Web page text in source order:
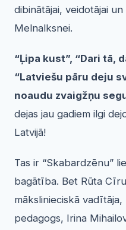
dibinātājai, veidotājai
Melnalksnei.
“Ļipa kust”, “Dari tā,
“Latviešu pāru deju
noaudu zvaigžņu
dejas jau gadiem ilgi
Latvijā!
Tas ir “Skabardzēnu”
bagātība. Bet Rūta
mākslinieciskā
pedagogs, Irina